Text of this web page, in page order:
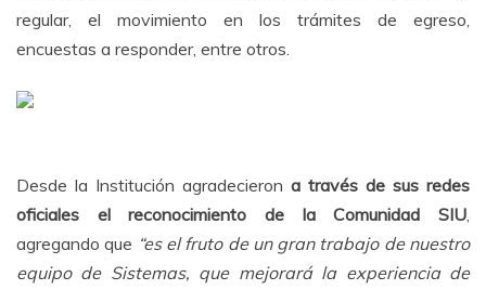
regular, el movimiento en los trámites de egreso,
encuestas a responder, entre otros.
Desde la Institución agradecieron a través de sus redes
oficiales el reconocimiento de la Comunidad SIU,
agregando que “es el fruto de un gran trabajo de nuestro
equipo de Sistemas, que mejorará la experiencia de